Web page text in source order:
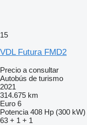
15
VDL Futura FMD2
Precio a consultar
Autobús de turismo
2021
314.675 km
Euro 6
Potencia 408 Hp (300 kW)
63 + 1 + 1